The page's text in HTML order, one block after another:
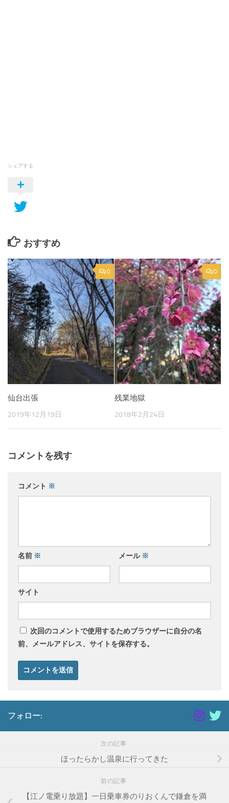
シェアする
おすすめ
0
仙台出張
2019年12月19日
0
残業地獄
2018年2月24日
コメントを残す
コメント ※
名前 ※ メール ※
サイト
次回のコメントで使用するためブラウザーに自分の名
前、メールアドレス、サイトを保存する。
フォロー:
次の記事
ほったらかし温泉に行ってきた
前の記事
【江ノ電乗り放題】一日乗車券のりおくんで鎌倉を満